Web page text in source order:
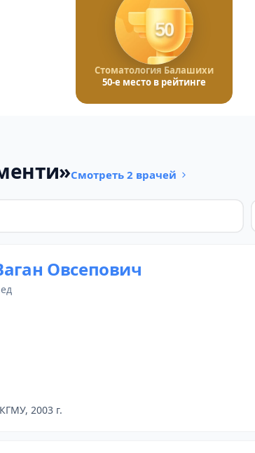
50
Стоматология Балашихи
50-е место в рейтинге
Смотреть 2 врачей
Овсепович
КГМУ, 2003 г.